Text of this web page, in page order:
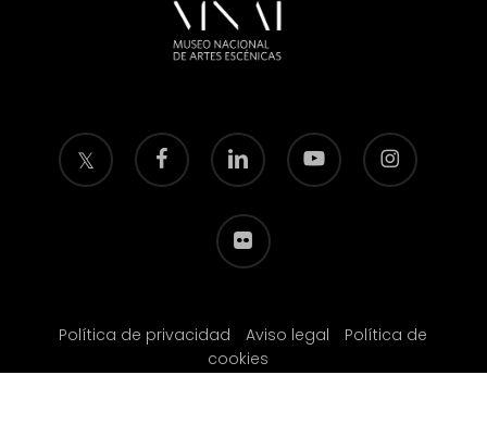
twitter facebook linkedin youtube instagram
flickr
Política de privacidad Aviso legal
Política de
cookies